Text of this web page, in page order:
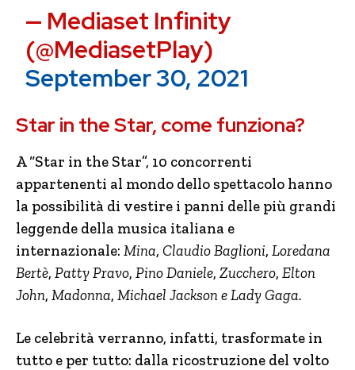
— Mediaset Infinity
(@MediasetPlay)
September 30, 2021
Star in the Star, come funziona?
A “Star in the Star”, 10 concorrenti
appartenenti al mondo dello spettacolo hanno
la possibilità di vestire i panni delle più grandi
leggende della musica italiana e
internazionale: Mina, Claudio Baglioni, Loredana
Bertè, Patty Pravo, Pino Daniele, Zucchero, Elton
John, Madonna, Michael Jackson e Lady Gaga.
Le celebrità verranno, infatti, trasformate in
tutto e per tutto: dalla ricostruzione del volto